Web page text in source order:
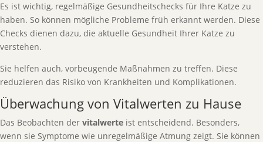
Es ist wichtig, regelmäßige Gesundheitschecks für Ihre Katze zu
haben. So können mögliche Probleme früh erkannt werden. Diese
Checks dienen dazu, die aktuelle Gesundheit Ihrer Katze zu
verstehen.
Sie helfen auch, vorbeugende Maßnahmen zu treffen. Diese
reduzieren das Risiko von Krankheiten und Komplikationen.
Überwachung von Vitalwerten zu Hause
Das Beobachten der vitalwerte ist entscheidend. Besonders,
wenn sie Symptome wie unregelmäßige Atmung zeigt. Sie können